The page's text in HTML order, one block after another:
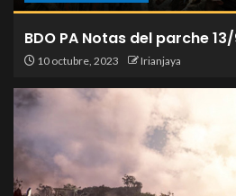
BDO PA Notas del parche
10 octubre, 2023 Irianjaya